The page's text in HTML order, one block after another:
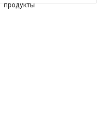
продукты